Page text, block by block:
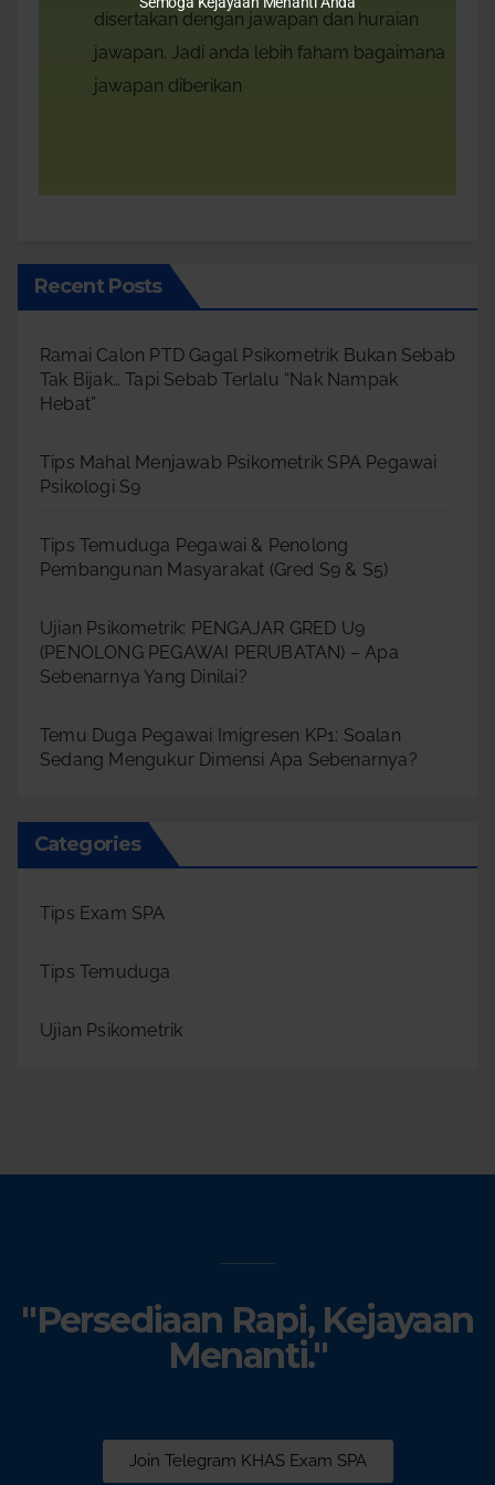
disertakan dengan jawapan dan huraian
jawapan. Jadi anda lebih faham bagaimana
jawapan diberikan
Recent Posts
Ramai Calon PTD Gagal Psikometrik Bukan Sebab
Tak Bijak… Tapi Sebab Terlalu “Nak Nampak
Hebat”
Tips Mahal Menjawab Psikometrik SPA Pegawai
Psikologi S9
Tips Temuduga Pegawai & Penolong
Pembangunan Masyarakat (Gred S9 & S5)
Ujian Psikometrik: PENGAJAR GRED U9
(PENOLONG PEGAWAI PERUBATAN) – Apa
Sebenarnya Yang Dinilai?
Temu Duga Pegawai Imigresen KP1: Soalan
Sedang Mengukur Dimensi Apa Sebenarnya?
Categories
Tips Exam SPA
Tips Temuduga
Ujian Psikometrik
"Persediaan Rapi, Kejayaan
Menanti."
Join Telegram KHAS Exam SPA